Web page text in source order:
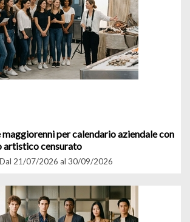
per calendario aziendale con
artistico censurato
Dal 21/07/2026 al 30/09/2026